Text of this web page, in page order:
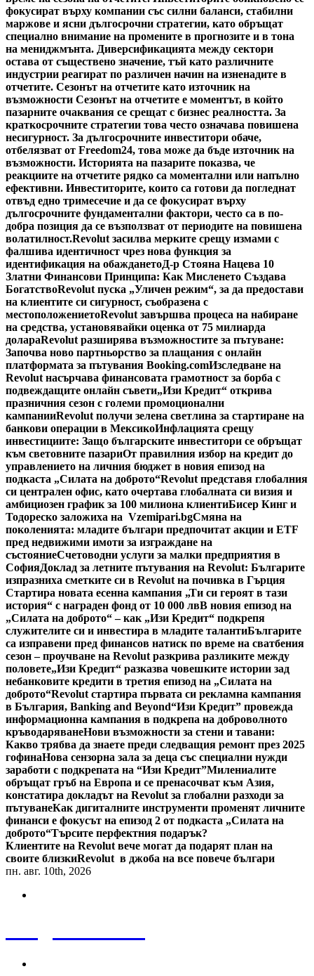
фокусират върху компании със силни баланси, стабилни
маржове и ясни дългосрочни стратегии, като обръщат
специално внимание на промените в прогнозите и в тона
на мениджмънта. Диверсификацията между сектори
остава от съществено значение, тъй като различните
индустрии реагират по различен начин на изненадите в
отчетите. Сезонът на отчетите като източник на
възможности Сезонът на отчетите е моментът, в който
пазарните очаквания се срещат с бизнес реалността. За
краткосрочните стратегии това често означава повишена
несигурност. За дългосрочните инвеститори обаче,
отбелязват от Freedom24, това може да бъде източник на
възможности. Историята на пазарите показва, че
реакциите на отчетите рядко са моментални или напълно
ефективни. Инвеститорите, които са готови да погледнат
отвъд едно тримесечие и да се фокусират върху
дългосрочните фундаментални фактори, често са в по-
добра позиция да се възползват от периодите на повишена
волатилност.Revolut засилва мерките срещу измами с
фалшива идентичност чрез нова функция за
идентификация на обажданетоД-р Стояна Нацева 10
Златни Финансови Принципа: Как Мисленето Създава
БогатствоRevolut пуска „Уличен режим“, за да предостави
на клиентите си сигурност, съобразена с
местоположениетоRevolut завършва процеса на набиране
на средства, установявайки оценка от 75 милиарда
долараRevolut разширява възможностите за пътуване:
Започва ново партньорство за плащания с онлайн
платформата за пътувания Booking.comИзследване на
Revolut насърчава финансовата грамотност за борба с
подвеждащите онлайн съвети„Изи Кредит“ открива
празничния сезон с големи промоционални
кампанииRevolut получи зелена светлина за стартиране на
банкови операции в МексикоИнфлацията срещу
инвестициите: Защо българските инвеститори се обръщат
към световните пазариОт правилния избор на кредит до
управлението на личния бюджет в новия епизод на
подкаста „Силата на доброто“Revolut представя глобалния
си централен офис, като очертава глобалната си визия и
амбициозен график за 100 милиона клиентиБисер Кинг и
Тодореско заложиха на Vzemipari.bgСмяна на
поколенията: младите българи предпочитат акции и ETF
пред недвижими имоти за изграждане на
състояниеСчетоводни услуги за малки предприятия в
СофияДоклад за летните пътувания на Revolut: Българите
изпразниха сметките си в Revolut на почивка в Гърция
Стартира новата есенна кампания „Ти си героят в тази
история“ с награден фонд от 10 000 лвВ новия епизод на
„Силата на доброто“ – как „Изи Кредит“ подкрепя
служителите си и инвестира в младите талантиБългарите
са изправени пред финансов натиск по време на сватбения
сезон – проучване на Revolut разкрива разликите между
половете„Изи Кредит“ разказва човешките истории зад
небанковите кредити в третия епизод на „Силата на
доброто“Revolut стартира първата си рекламна кампания
в България, Banking and Beyond“Изи Кредит” провежда
информационна кампания в подкрепа на доброволното
кръводаряванеНови възможности за стени и тавани:
Какво трябва да знаете преди следващия ремонт през 2025
гофинаНова сензорна зала за деца със специални нужди
заработи с подкрепата на “Изи Кредит”Милениалите
обръщат гръб на Европа и се пренасочват към Азия,
констатира докладът на Revolut за глобални разходи за
пътуванеКак дигиталните инструменти променят личните
финанси е фокусът на епизод 2 от подкаста „Силата на
доброто“Търсите перфектния подарък?
Клиентите на Revolut вече могат да подарят план на
своите близкиRevolut в джоба на все повече българи
пн. авг. 10th, 2026